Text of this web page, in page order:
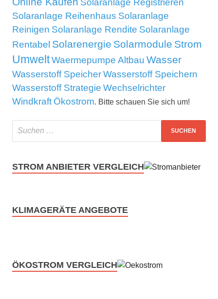
Solaranlage Registrieren
Solaranlage Reihenhaus Solaranlage
Reinigen Solaranlage Rendite Solaranlage
Rentabel Solarenergie Solarmodule Strom
UmweltWaermepumpe Altbau Wasser
Wasserstoff SpeicherWasserstoff Speichern
Wasserstoff Strategie Wechselrichter
Windkraft Ökostrom. Bitte schauen Sie sich um!
STROM ANBIETER VERGLEICH
KLIMAGERÄTE ANGEBOTE
ÖKOSTROM VERGLEICH